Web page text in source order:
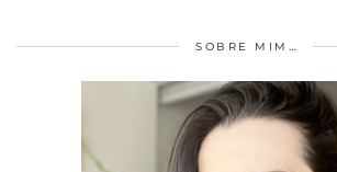
SOBRE MIM…